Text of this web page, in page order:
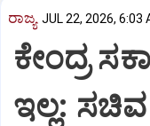
ರಾಜ್ಯ JUL 22, 2026, 6:03
ಕೇಂದ್ರ
ಇಲ್ಲ: